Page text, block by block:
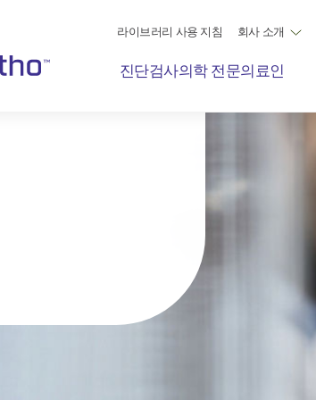
라이브러리 사용 지침 회사 소개
진단검사의학 전문의료인